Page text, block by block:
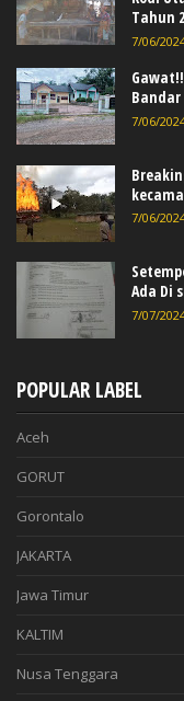
Tahun
7/06/
Bandar
7/06/
7/06/
Ada Di
7/07/
POPULAR LABEL
Aceh
GORUT
Gorontalo
JAKARTA
Jawa Timur
KALTIM
Nusa Tenggara